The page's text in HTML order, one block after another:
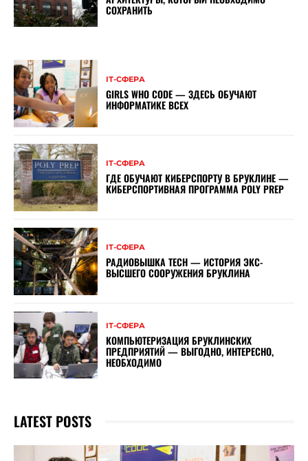
СОХРАНИТЬ
ІТ-СФЕРА
GIRLS WHO CODE — ЗДЕСЬ ОБУЧАЮТ
ИНФОРМАТИКЕ ВСЕХ
ІТ-СФЕРА
ГДЕ ОБУЧАЮТ КИБЕРСПОРТУ В БРУКЛИНЕ —
КИБЕРСПОРТИВНАЯ ПРОГРАММА POLY PREP
ІТ-СФЕРА
РАДИОВЫШКА TECH — ИСТОРИЯ ЭКС-
ВЫСШЕГО СООРУЖЕНИЯ БРУКЛИНА
ІТ-СФЕРА
КОМПЬЮТЕРИЗАЦИЯ БРУКЛИНСКИХ
ПРЕДПРИЯТИЙ — ВЫГОДНО, ИНТЕРЕСНО,
НЕОБХОДИМО
LATEST POSTS